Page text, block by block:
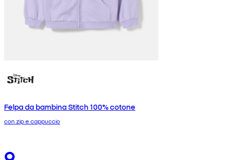
Felpa da bambina Stitch 100% cotone
con zip e cappuccio